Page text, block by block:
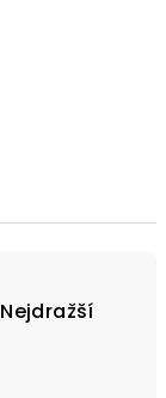
Nejdražší